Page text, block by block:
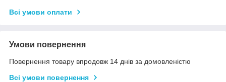
Всі умови оплати
Умови повернення
Повернення товару впродовж 14 днів за домовленістю
Всі умови повернення